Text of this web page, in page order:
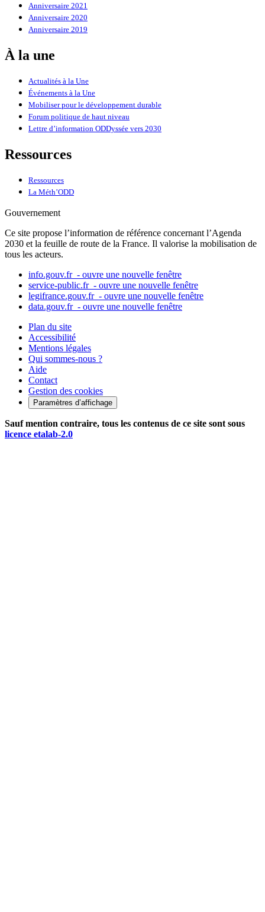
Anniversaire 2021
Anniversaire 2020
Anniversaire 2019
À la une
Actualités à la Une
Événements à la Une
Mobiliser pour le développement durable
Forum politique de haut niveau
Lettre d’information ODDyssée vers 2030
Ressources
Ressources
La Méth’ODD
Gouvernement
Ce site propose l’information de référence concernant l’Agenda
2030 et la feuille de route de la France. Il valorise la mobilisation de
tous les acteurs.
info.gouv.fr - ouvre une nouvelle fenêtre
service-public.fr - ouvre une nouvelle fenêtre
legifrance.gouv.fr - ouvre une nouvelle fenêtre
data.gouv.fr - ouvre une nouvelle fenêtre
Plan du site
Accessibilité
Mentions légales
Qui sommes-nous ?
Aide
Contact
Gestion des cookies
Paramètres d’affichage
Sauf mention contraire, tous les contenus de ce site sont sous
licence etalab-2.0